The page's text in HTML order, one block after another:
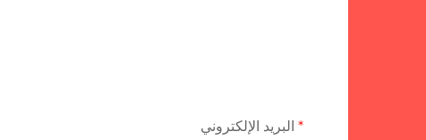
البريد الإلكتروني